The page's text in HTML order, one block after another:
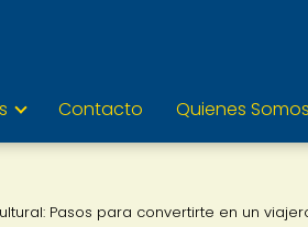
Contacto Quienes Somos
Pasos para convertirte en un